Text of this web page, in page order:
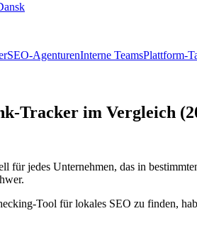
SEO-AgenturenInterne TeamsPlattform-
Tracker im Vergleich
für jedes Unternehmen, das in
Tool für lokales SEO zu finden,